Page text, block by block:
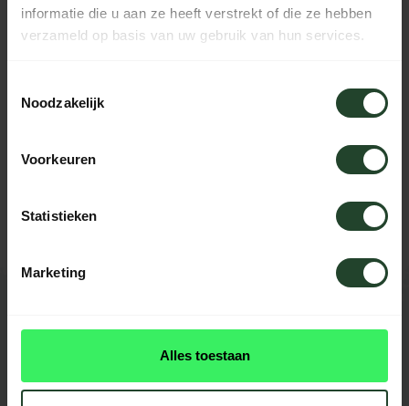
informatie die u aan ze heeft verstrekt of die ze hebben
verzameld op basis van uw gebruik van hun services.
Noodzakelijk
Voorkeuren
Statistieken
Marketing
Alles toestaan
PRODUCT DESCRIPTION
REVIEWS 0reviews
This product doesn't have